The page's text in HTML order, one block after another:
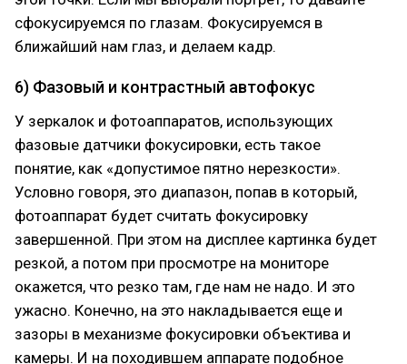
сфокусируемся по глазам. Фокусируемся в
ближайший нам глаз, и делаем кадр.
6) Фазовый и контрастный автофокус
У зеркалок и фотоаппаратов, использующих
фазовые датчики фокусировки, есть такое
понятие, как «допустимое пятно нерезкости».
Условно говоря, это диапазон, попав в который,
фотоаппарат будет считать фокусировку
завершенной. При этом на дисплее картинка будет
резкой, а потом при просмотре на мониторе
окажется, что резко там, где нам не надо. И это
ужасно. Конечно, на это накладывается еще и
зазоры в механизме фокусировки объектива и
камеры. И на походившем аппарате подобное